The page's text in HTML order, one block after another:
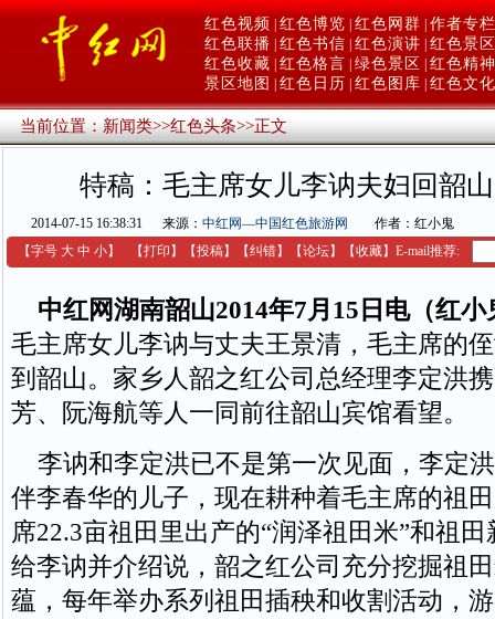
红色视频 红色博览 红色网群 作者专栏
红色联播 红色书信 红色演讲 红色景区
红色收藏 红色格言 绿色景区
红色精神
景区地图
红色日历 红色图库 红色文化
当前位置：新闻类>>红色头条>>正文
特稿：毛主席女儿李讷夫妇回韶
2014-07-15 16:38:31 来源： 中红网—中国红色旅游网
作者：红小鬼
【字号 大 中 小】 【打印 】 【投稿】 【纠错】 【论坛】 【收藏】 E-mail推荐:
中红网湖南韶山2014年7月15日电（红小
毛主席女儿李讷与丈夫王景清，毛主席的
到韶山。家乡人韶之红公司总经理李定洪
芳、阮海航等人一同前往韶山宾馆看望。
李讷和李定洪已不是第一次见面，李定
伴李春华的儿子，现在耕种着毛主席的祖
席22.3亩祖田里出产的“润泽祖田米”和祖
给李讷并介绍说，韶之红公司充分挖掘祖
蕴，每年举办系列祖田插秧和收割活动，